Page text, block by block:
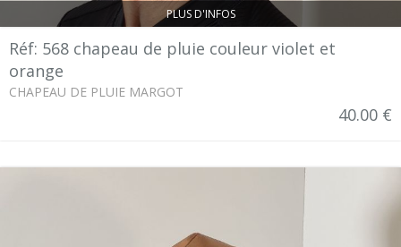
PLUS D'INFOS
Réf: 568 chapeau de pluie couleur violet et
orange
CHAPEAU DE PLUIE MARGOT
40.00 €